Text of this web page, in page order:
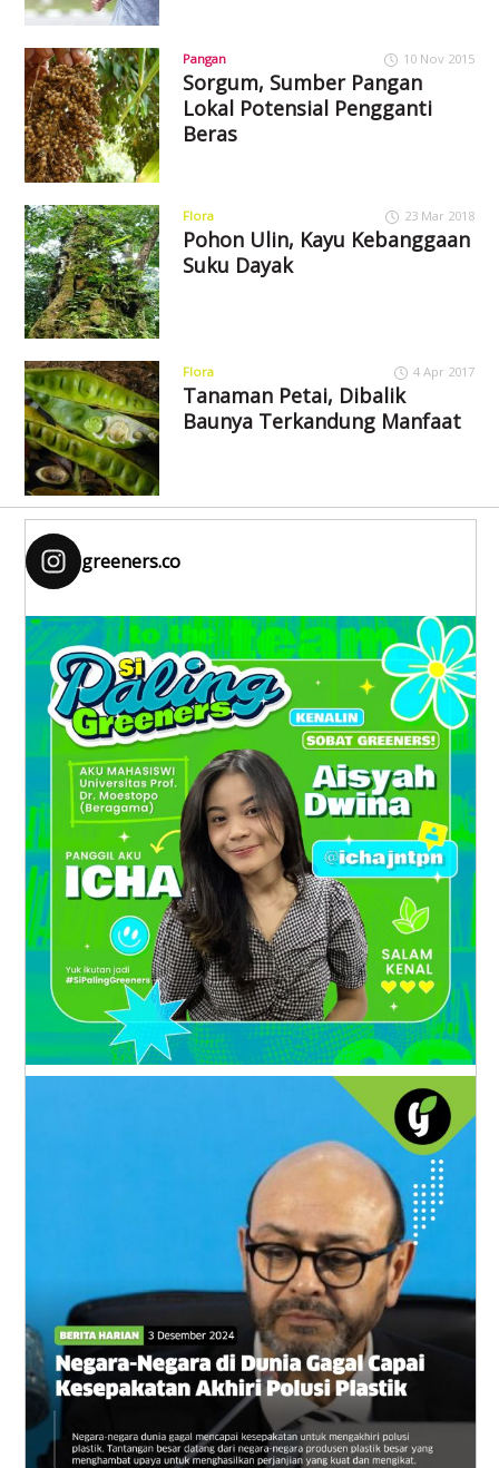
Pangan 10 Nov 2015
Sorgum, Sumber Pangan
Lokal Potensial Pengganti
Beras
Flora 23 Mar 2018
Pohon Ulin, Kayu Kebanggaan
Suku Dayak
Flora 4 Apr 2017
Tanaman Petai, Dibalik
Baunya Terkandung Manfaat
greeners.co